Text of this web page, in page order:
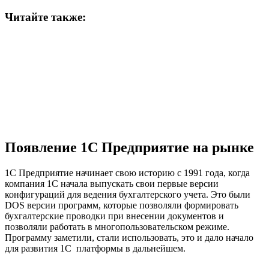
Читайте также:
Появление 1С Предприятие на рынке
1С Предприятие начинает свою историю с 1991 года, когда
компания 1С начала выпускать свои первые версии
конфигураций для ведения бухгалтерского учета. Это были
DOS версии программ, которые позволяли формировать
бухгалтерские проводки при внесении документов и
позволяли работать в многопользовательском режиме.
Программу заметили, стали использовать, это и дало начало
для развития 1С платформы в дальнейшем.